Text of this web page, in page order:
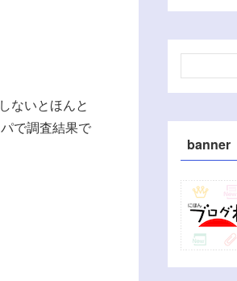
ないとほんと
で調査結果で
banner